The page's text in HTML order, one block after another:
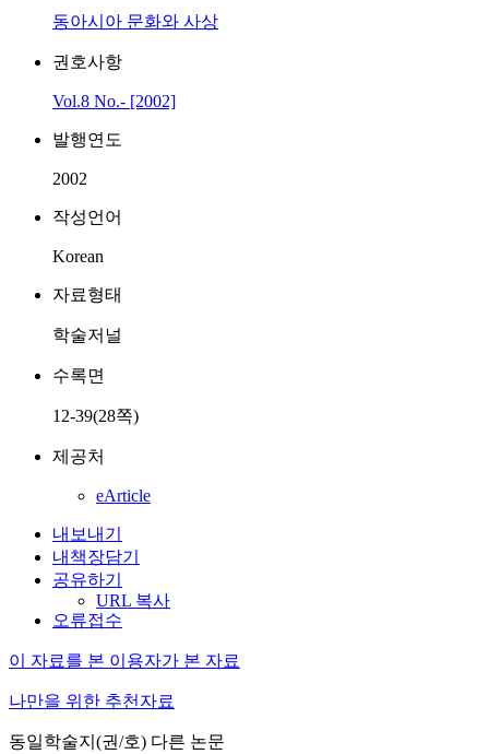
동아시아 문화와 사상
권호사항
Vol.8 No.- [2002]
발행연도
2002
작성언어
Korean
자료형태
학술저널
수록면
12-39(28쪽)
제공처
eArticle
내보내기
내책장담기
공유하기
URL 복사
오류접수
이 자료를 본 이용자가 본 자료
나만을 위한 추천자료
동일학술지(권/호) 다른 논문